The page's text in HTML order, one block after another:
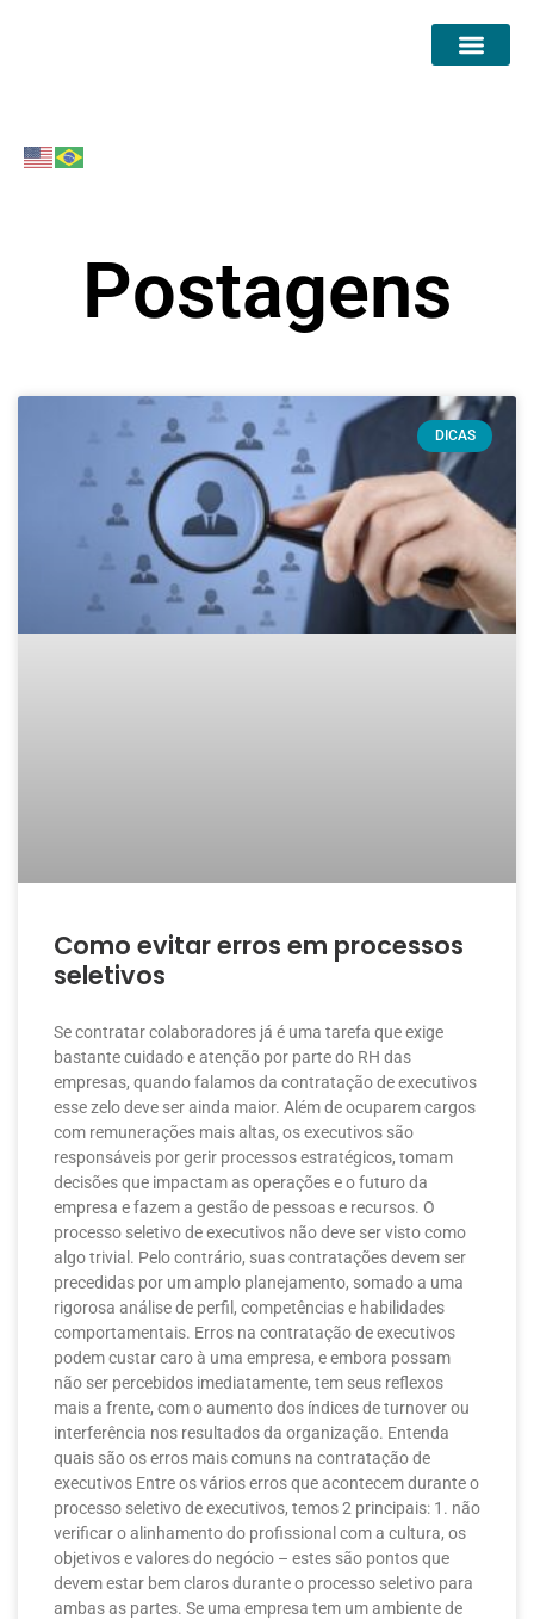
Postagens
DICAS
Como evitar erros em processos
seletivos
Se contratar colaboradores já é uma tarefa que exige
bastante cuidado e atenção por parte do RH das
empresas, quando falamos da contratação de executivos
esse zelo deve ser ainda maior. Além de ocuparem cargos
com remunerações mais altas, os executivos são
responsáveis por gerir processos estratégicos, tomam
decisões que impactam as operações e o futuro da
empresa e fazem a gestão de pessoas e recursos. O
processo seletivo de executivos não deve ser visto como
algo trivial. Pelo contrário, suas contratações devem ser
precedidas por um amplo planejamento, somado a uma
rigorosa análise de perfil, competências e habilidades
comportamentais. Erros na contratação de executivos
podem custar caro à uma empresa, e embora possam
não ser percebidos imediatamente, tem seus reflexos
mais a frente, com o aumento dos índices de turnover ou
interferência nos resultados da organização. Entenda
quais são os erros mais comuns na contratação de
executivos Entre os vários erros que acontecem durante o
processo seletivo de executivos, temos 2 principais: 1. não
verificar o alinhamento do profissional com a cultura, os
objetivos e valores do negócio – estes são pontos que
devem estar bem claros durante o processo seletivo para
ambas as partes. Se uma empresa tem um ambiente de